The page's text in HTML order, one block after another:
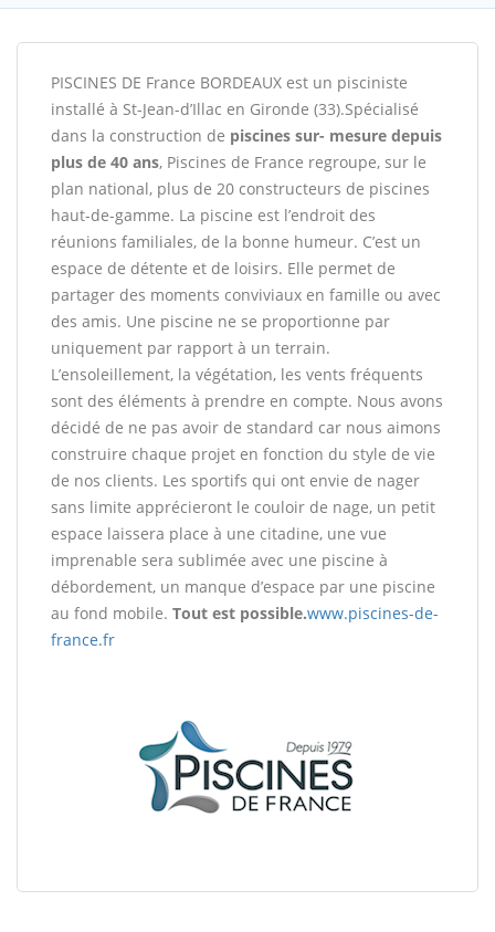
PISCINES DE France BORDEAUX est un pisciniste
installé à St-Jean-d’Illac en Gironde (33).Spécialisé
dans la construction de piscines sur- mesure depuis
plus de 40 ans, Piscines de France regroupe, sur le
plan national, plus de 20 constructeurs de piscines
haut-de-gamme. La piscine est l’endroit des
réunions familiales, de la bonne humeur. C’est un
espace de détente et de loisirs. Elle permet de
partager des moments conviviaux en famille ou avec
des amis. Une piscine ne se proportionne par
uniquement par rapport à un terrain.
L’ensoleillement, la végétation, les vents fréquents
sont des éléments à prendre en compte. Nous avons
décidé de ne pas avoir de standard car nous aimons
construire chaque projet en fonction du style de vie
de nos clients. Les sportifs qui ont envie de nager
sans limite apprécieront le couloir de nage, un petit
espace laissera place à une citadine, une vue
imprenable sera sublimée avec une piscine à
débordement, un manque d’espace par une piscine
au fond mobile. Tout est possible.www.piscines-de-
france.fr